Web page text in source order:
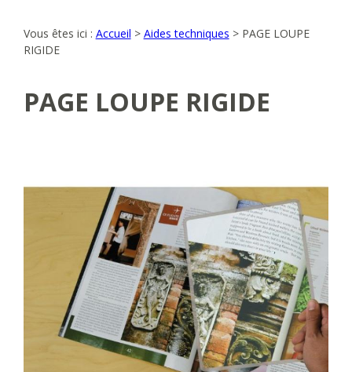
Vous êtes ici : Accueil > Aides techniques > PAGE LOUPE
RIGIDE
PAGE LOUPE RIGIDE